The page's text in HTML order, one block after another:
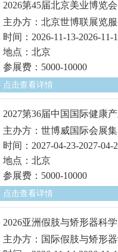
2026第45届北京美业博览会
主办方：北京世博联展览
时间：2026-11-13-2026-11-
地点：北京
参展费：5000-10000
点击查看详情
2027第36届中国国际健康
主办方：世博威国际会展集
时间：2027-04-23-2027-04-
地点：北京
参展费：5000-10000
点击查看详情
2026亚洲假肢与矫形器科
主办方：国际假肢与矫形